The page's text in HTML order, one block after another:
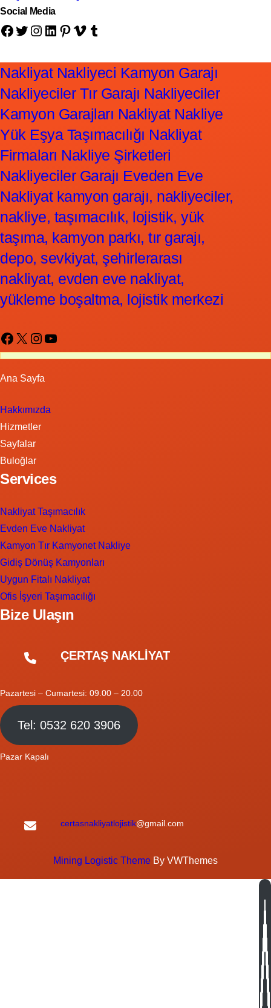
Social Media
Facebook Twitter Instagram LinkedIn Pinterest Vimeo Tumblr
Nakliyat Nakliyeci Kamyon Garajı
Nakliyeciler Tır Garajı Nakliyeciler
Kamyon Garajları Nakliyat Nakliye
Yük Eşya Taşımacılığı Nakliyat
Firmaları Nakliye Şirketleri
Nakliyeciler Garajı Eveden Eve
Nakliyat kamyon garajı, nakliyeciler,
nakliye, taşımacılık, lojistik, yük
taşıma, kamyon parkı, tır garajı,
depo, sevkiyat, şehirlerarası
nakliyat, evden eve nakliyat,
yükleme boşaltma, lojistik merkezi
Facebook X Instagram YouTube
Ana Sayfa
Hakkımızda
Hizmetler
Sayfalar
Buloğlar
Services
Nakliyat Taşımacılık
Evden Eve Nakliyat
Kamyon Tır Kamyonet Nakliye
Gidiş Dönüş Kamyonları
Uygun Fitalı Nakliyat
Ofis İşyeri Taşımacılığı
Bize Ulaşın
ÇERTAŞ NAKLİYAT
Pazartesi – Cumartesi: 09.00 – 20.00
Tel: 0532 620 3906
Pazar Kapalı
certasnakliyatlojistik@gmail.com
Mining Logistic Theme By VWThemes